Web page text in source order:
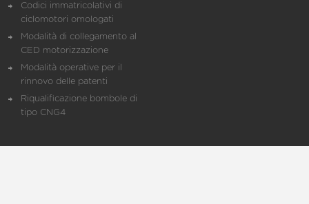
Codici immatricolativi di
ciclomotori omologati
Modalità di collegamento al
CED motorizzazione
Modalità operative per il
rinnovo delle patenti
Riqualificazione bombole di
tipo CNG4